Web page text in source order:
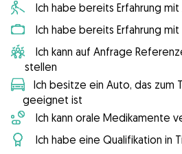
Ich habe bereits Erfahrung
Ich habe bereits Erfahrung
Ich kann auf Anfrage
stellen
Ich besitze ein Auto, das zum
geeignet ist
Ich kann orale Medikamente
Ich habe eine Qualifikation in